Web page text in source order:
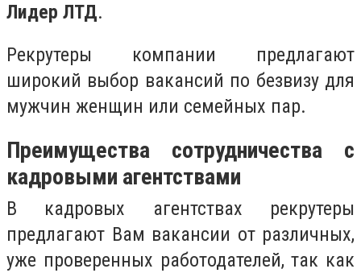
Лидер ЛТД.
Рекрутеры компании предлагают
широкий выбор вакансий по безвизу для
мужчин женщин или семейных пар.
Преимущества сотрудничества с
кадровыми агентствами
В кадровых агентствах рекрутеры
предлагают Вам вакансии от различных,
уже проверенных работодателей, так как